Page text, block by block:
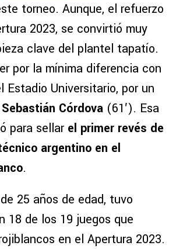
torneo. Aunque, el refuerzo
2023, se convirtió muy
clave del plantel tapatío.
por la mínima diferencia con
Estadio Universitario, por un
Sebastián Córdova (61′). Esa
para sellar el primer revés de
argentino en el
.
25 años de edad, tuvo
18 de los 19 juegos que
en el Apertura 2023.